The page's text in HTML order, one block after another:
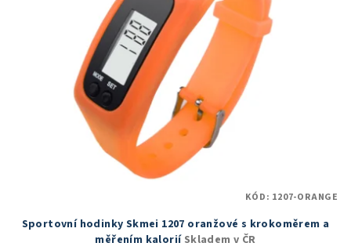
Sportovní hodinky Skmei 1207 oranžové s krokoměrem a
měřením kalorií Skladem v ČR
KÓD: 1207-ORANGE